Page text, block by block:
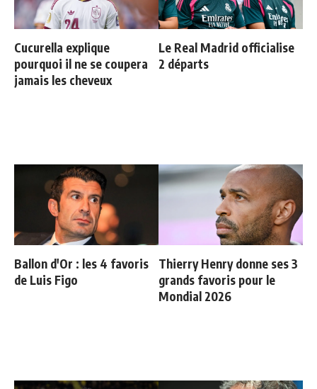
Cucurella explique
pourquoi il ne se coupera
jamais les cheveux
Le Real Madrid officialise
2 départs
Ballon d'Or : les 4 favoris
de Luis Figo
Thierry Henry donne ses 3
grands favoris pour le
Mondial 2026